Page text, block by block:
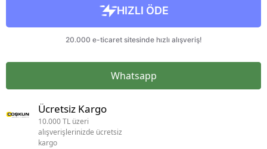
Whatsapp
Ücretsiz Kargo
10.000 TL üzeri
alışverişlerinizde ücretsiz
kargo